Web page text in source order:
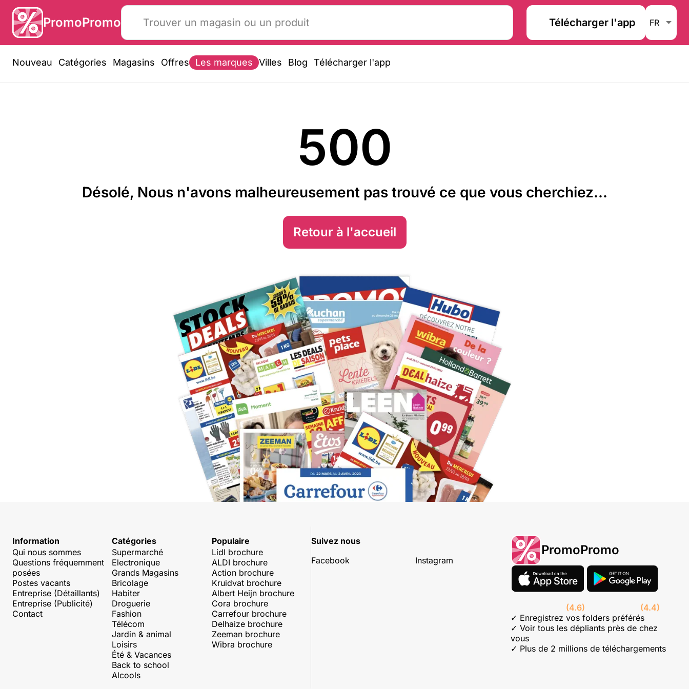
PromoPromo Télécharger l'app
Nouveau Catégories Magasins Offres Les marques Villes Blog Télécharger l'app
500
Désolé, Nous n'avons malheureusement pas trouvé ce que vous cherchiez...
Retour à l'accueil
Information
Qui nous sommes
Questions fréquemment
posées
Postes vacants
Entreprise (Détaillants)
Entreprise (Publicité)
Contact
Catégories
Supermarché
Electronique
Grands Magasins
Bricolage
Habiter
Droguerie
Fashion
Télécom
Jardin & animal
Loisirs
Été & Vacances
Back to school
Alcools
Populaire
Lidl brochure
ALDI brochure
Action brochure
Kruidvat brochure
Albert Heijn brochure
Cora brochure
Carrefour brochure
Delhaize brochure
Zeeman brochure
Wibra brochure
Suivez nous
Facebook
Instagram
PromoPromo
(4.6)
(4.4)
✓ Enregistrez vos folders préférés
✓ Voir tous les dépliants près de chez
vous
✓ Plus de 2 millions de téléchargements